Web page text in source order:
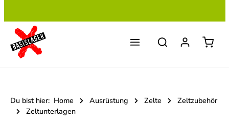
Du bist hier: Home Ausrüstung Zelte
Zeltzubehör
Zeltunterlagen